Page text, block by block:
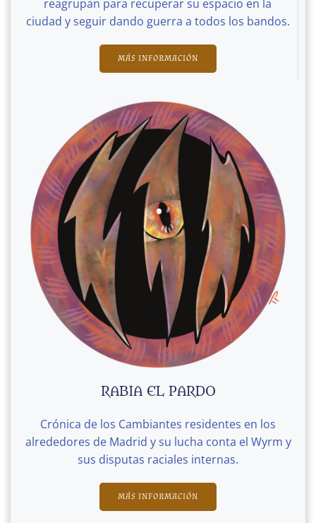
reagrupan para recuperar su espacio en la
ciudad y seguir dando guerra a todos los bandos.
MÁS INFORMACIÓN
RABIA EL PARDO
Crónica de los Cambiantes residentes en los
alrededores de Madrid y su lucha conta el Wyrm y
sus disputas raciales internas.
MÁS INFORMACIÓN